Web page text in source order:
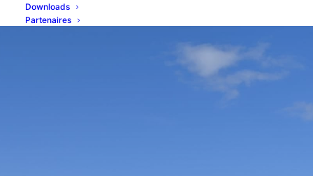
Downloads
Partenaires